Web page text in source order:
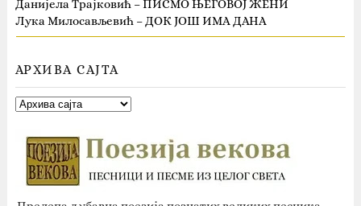
Данијела Трајковић – ПИСМО ЊЕГОВОЈ ЖЕНИ
Лука Милосављевић – ДОК ЈОШ ИМА ДАНА
АРХИВА САЈТА